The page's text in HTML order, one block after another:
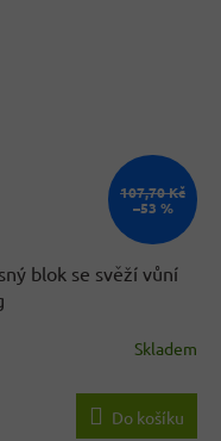
107,70 Kč
–53 %
blok se svěží vůní
Skladem
Do košíku